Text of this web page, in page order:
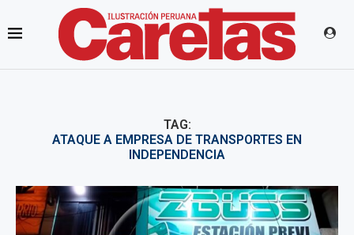
TAG:
ATAQUE A EMPRESA DE TRANSPORTES EN
INDEPENDENCIA